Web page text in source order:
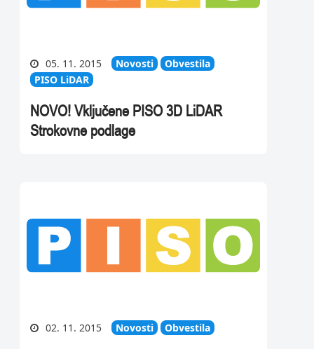
05. 11. 2015 Novosti
Obvestila
PISO LiDAR
NOVO! Vključene PISO 3D LiDAR
Strokovne podlage
02. 11. 2015 Novosti Obvestila